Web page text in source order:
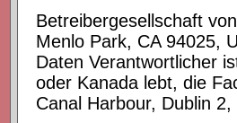
Betreibergesellschaft
Menlo Park, CA 94025,
Daten Verantwortlicher
oder Kanada lebt, die
Canal Harbour, Dublin